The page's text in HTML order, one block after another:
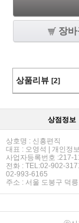
장바
상품리뷰 [2]
상점정보
상호명 : 신흥편직
대표 : 오영석 | 개인정
사업자등록번호 :217-
전화 : TEL:02-902-
02-993-6165
주소 : 서울 도봉구 덕